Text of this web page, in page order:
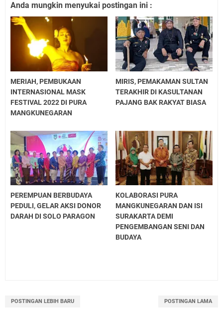
Anda mungkin menyukai postingan ini :
MERIAH, PEMBUKAAN
INTERNASIONAL MASK
FESTIVAL 2022 DI PURA
MANGKUNEGARAN
MIRIS, PEMAKAMAN SULTAN
TERAKHIR DI KASULTANAN
PAJANG BAK RAKYAT BIASA
PEREMPUAN BERBUDAYA
PEDULI, GELAR AKSI DONOR
DARAH DI SOLO PARAGON
KOLABORASI PURA
MANGKUNEGARAN DAN ISI
SURAKARTA DEMI
PENGEMBANGAN SENI DAN
BUDAYA
POSTINGAN LEBIH BARU POSTINGAN LAMA